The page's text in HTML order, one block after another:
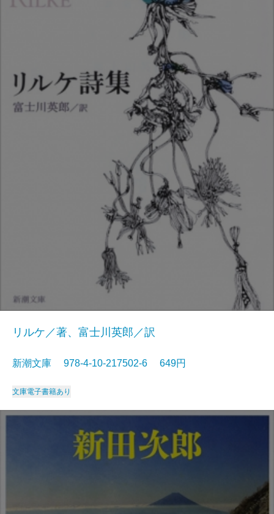
リルケ／著、富士川英郎／訳
新潮文庫 978-4-10-217502-6 649円
文庫電子書籍あり